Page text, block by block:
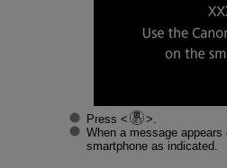
Press
When a message
smartphone as indicated.